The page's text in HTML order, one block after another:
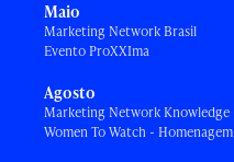
Maio
Marketing Network Brasil
Evento ProXXIma
Agosto
Marketing Network Knowledge
Women To Watch - Homenagem